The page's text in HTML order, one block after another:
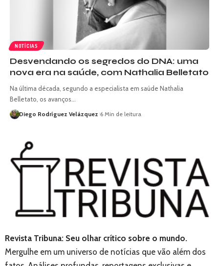
NOTÍCIAS
Desvendando os segredos do DNA: uma
nova era na saúde, com Nathalia Belletato
Na última década, segundo a especialista em saúde Nathalia
Belletato, os avanços…
Diego Rodríguez Velázquez 6 Min de leitura
Revista Tribuna: Seu olhar crítico sobre o mundo.
Mergulhe em um universo de notícias que vão além dos